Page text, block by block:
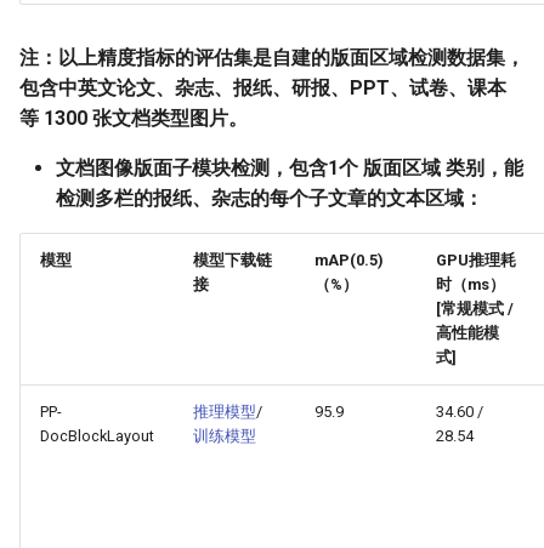
注：以上精度指标的评估集是自建的版面区域检测数据集，
包含中英文论文、杂志、报纸、研报、PPT、试卷、课本
等 1300 张文档类型图片。
文档图像版面子模块检测，包含1个 版面区域 类别，能
检测多栏的报纸、杂志的每个子文章的文本区域：
模型
模型下载链
接
mAP(0.5)
（%）
GPU推理耗
时（ms）
[常规模式 /
高性能模
式]
PP-
DocBlockLayout
推理模型/
训练模型
95.9
34.60 /
28.54